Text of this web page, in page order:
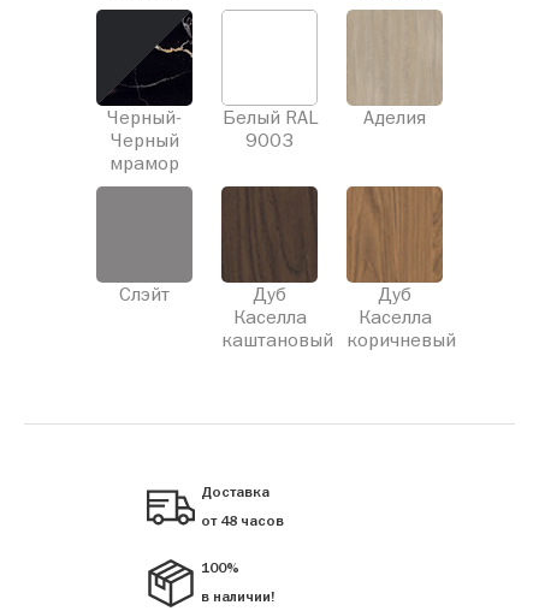
Черный-
Черный
мрамор
Белый RAL
9003
Аделия
Слэйт
Дуб
Каселла
каштановый
Дуб
Каселла
коричневый
Доставка
от 48 часов
100%
в наличии!